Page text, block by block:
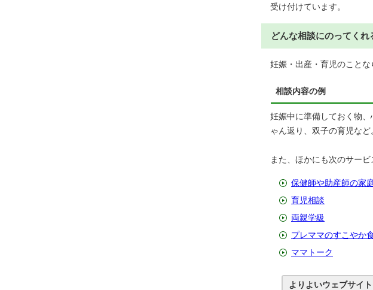
受け付けています。
どんな相談にのってくれ
妊娠・出産・育児のことな
相談内容の例
妊娠中に準備しておく物
ゃん返り、双子の育児など
また、ほかにも次のサー
保健師や助産師の家
育児相談
両親学級
プレママのすこやか
ママトーク
よりよいウェブサイ